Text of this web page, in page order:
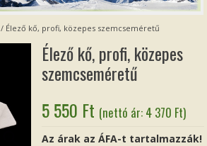
/ Élező kő, profi, közepes szemcseméretű
Élező kő, profi, közepes
szemcseméretű
5 550 Ft (nettó ár: 4 370 Ft)
Az árak az ÁFA-t tartalmazzák!